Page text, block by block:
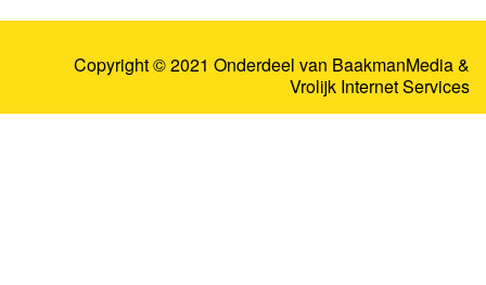
Copyright © 2021 Onderdeel van BaakmanMedia&
Vrolijk Internet Services